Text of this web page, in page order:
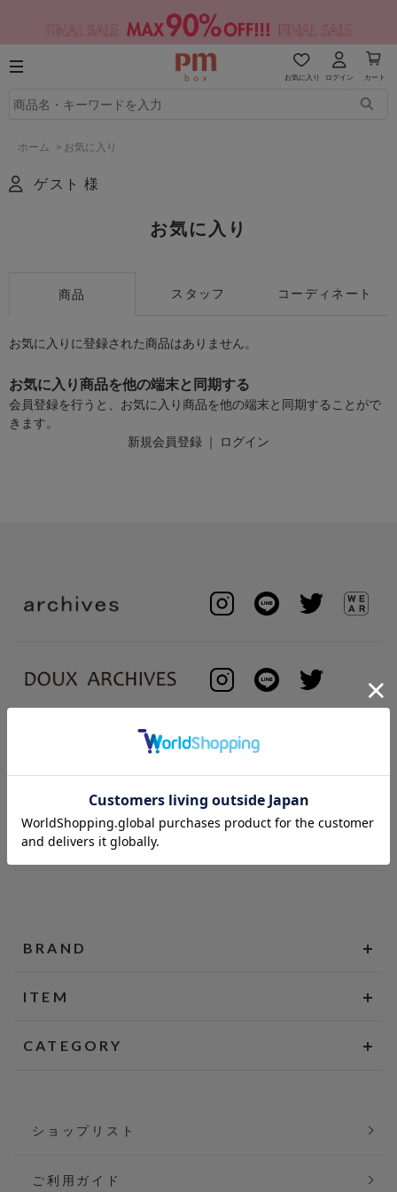
お気に入り ログイン カート
ホーム > お気に入り
ゲスト 様
お気に入り
商品 スタッフ コーディネート
お気に入りに登録された商品はありません。
お気に入り商品を他の端末と同期する
会員登録を行うと、お気に入り商品を他の端末と同期することがで
きます。
新規会員登録 ｜ ログイン
BRAND
ITEM
CATEGORY
ショップリスト
ご利用ガイド